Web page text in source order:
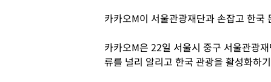
카카오M이 서울관광재단과 손잡고 한
카카오M은 22일 서울시 중구 서울관광
류를 널리 알리고 한국 관광을 활성화하